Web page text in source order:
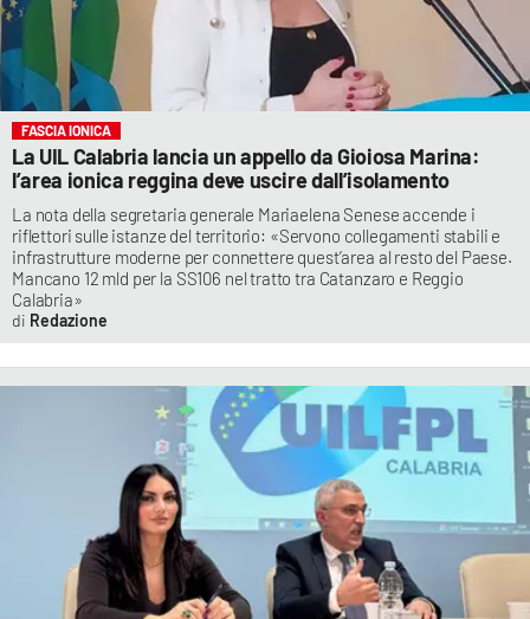
FASCIA IONICA
La UIL Calabria lancia un appello da Gioiosa Marina:
l’area ionica reggina deve uscire dall’isolamento
La nota della segretaria generale Mariaelena Senese accende i
riflettori sulle istanze del territorio: «Servono collegamenti stabili e
infrastrutture moderne per connettere quest’area al resto del Paese.
Mancano 12 mld per la SS106 nel tratto tra Catanzaro e Reggio
Calabria»
Redazione